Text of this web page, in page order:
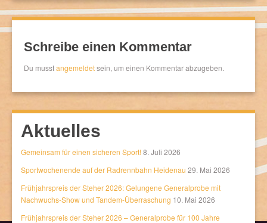
Schreibe einen Kommentar
Du musstangemeldetsein, um einen Kommentar abzugeben.
Aktuelles
Gemeinsam für einen sicheren Sport!8. Juli 2026
Sportwochenende auf der Radrennbahn Heidenau 29. Mai 2026
Frühjahrspreis der Steher 2026: Gelungene Generalprobe mit
Nachwuchs-Show und Tandem-Überraschung 10. Mai 2026
Frühjahrspreis der Steher 2026 – Generalprobe für 100 Jahre